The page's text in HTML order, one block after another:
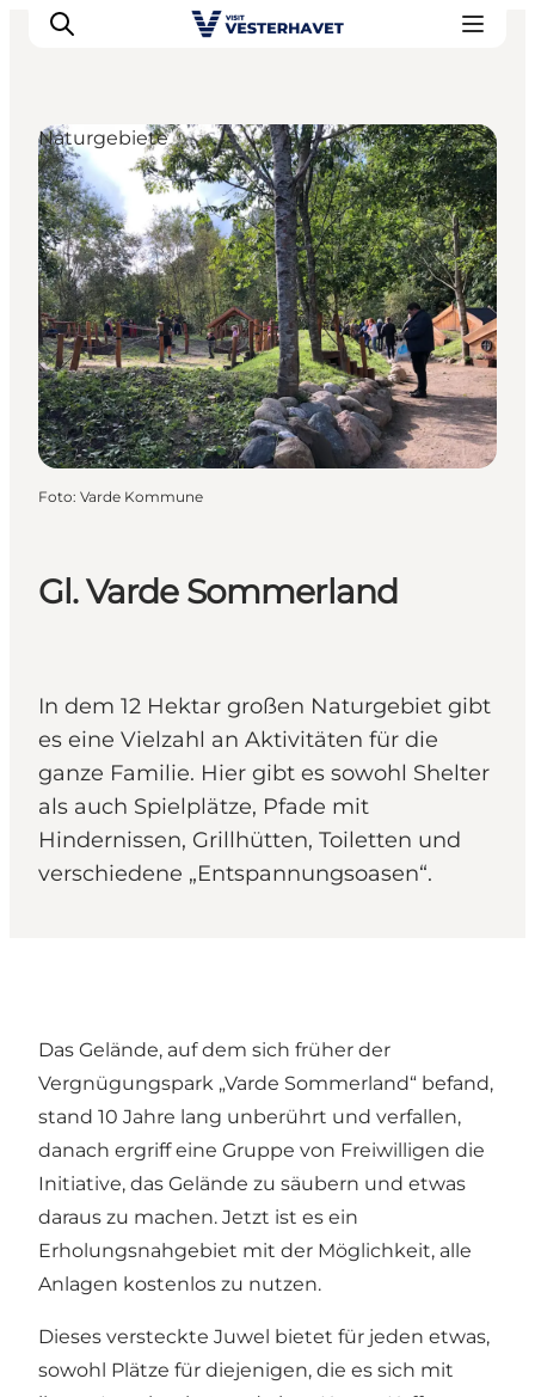
Events
Erlebnisse
Unsere Städte
Essen & Übernachtung
Tickets kaufen
Plane deine Reise
Gl. Varde Sommerland
In dem 12 Hektar großen Naturgebiet gibt
es eine Vielzahl an Aktivitäten für die
ganze Familie. Hier gibt es sowohl Shelter
als auch Spielplätze, Pfade mit
Hindernissen, Grillhütten, Toiletten und
verschiedene „Entspannungsoasen“.
Naturgebiete
Foto: Varde Kommune
Das Gelände, auf dem sich früher der
Vergnügungspark „Varde Sommerland“ befand,
stand 10 Jahre lang unberührt und verfallen,
danach ergriff eine Gruppe von Freiwilligen die
Initiative, das Gelände zu säubern und etwas
daraus zu machen. Jetzt ist es ein
Erholungsnahgebiet mit der Möglichkeit, alle
Anlagen kostenlos zu nutzen.
Dieses versteckte Juwel bietet für jeden etwas,
sowohl Plätze für diejenigen, die es sich mit